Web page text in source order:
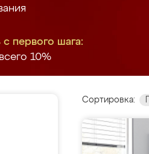
первого шага:
10%
Сортировка: